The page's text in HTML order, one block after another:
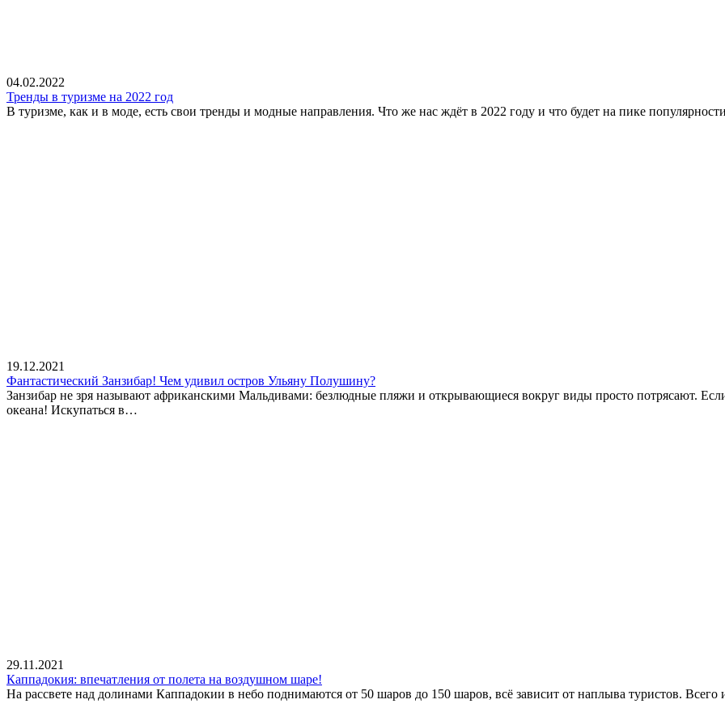
04.02.2022
Тренды в туризме на 2022 год
В туризме, как и в моде, есть свои тренды и модные направления. Что же нас ждёт в 2022 году и что будет на пике
19.12.2021
Фантастический Занзибар! Чем удивил остров Ульяну Полушину?
Занзибар не зря называют африканскими Мальдивами: безлюдные пляжи и открывающиеся вокруг виды просто потрясают.
океана! Искупаться в…
29.11.2021
Каппадокия: впечатления от полета на воздушном шаре!
На рассвете над долинами Каппадокии в небо поднимаются от 50 шаров до 150 шаров, всё зависит от наплыва туристов.